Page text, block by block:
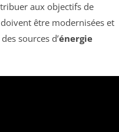
aux objectifs de
être modernisées et
sources d’énergie